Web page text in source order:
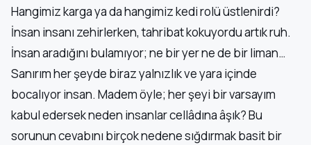
Hangimiz karga ya da hangimiz kedi rolü üstlenirdi?
İnsan insanı zehirlerken, tahribat kokuyordu artık ruh.
İnsan aradığını bulamıyor; ne bir yer ne de bir liman…
Sanırım her şeyde biraz yalnızlık ve yara içinde
bocalıyor insan. Madem öyle; her şeyi bir varsayım
kabul edersek neden insanlar cellâdına âşık? Bu
sorunun cevabını birçok nedene sığdırmak basit bir